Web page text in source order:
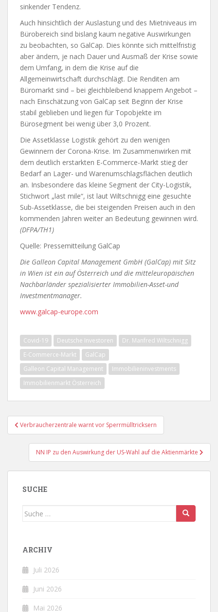
sinkender Tendenz.
Auch hinsichtlich der Auslastung und des Mietniveaus im
Bürobereich sind bislang kaum negative Auswirkungen
zu beobachten, so GalCap. Dies könnte sich mittelfristig
aber ändern, je nach Dauer und Ausmaß der Krise sowie
dem Umfang, in dem die Krise auf die
Allgemeinwirtschaft durchschlägt. Die Renditen am
Büromarkt sind – bei gleichbleibend knappem Angebot –
nach Einschätzung von GalCap seit Beginn der Krise
stabil geblieben und liegen für Topobjekte im
Bürosegment bei wenig über 3,0 Prozent.
Die Assetklasse Logistik gehört zu den wenigen
Gewinnern der Corona-Krise. Im Zusammenwirken mit
dem deutlich erstarkten E-Commerce-Markt stieg der
Bedarf an Lager- und Warenumschlagsflächen deutlich
an. Insbesondere das kleine Segment der City-Logistik,
Stichwort „last mile“, ist laut Wiltschnigg eine gesuchte
Sub-Assetklasse, die bei steigenden Preisen auch in den
kommenden Jahren weiter an Bedeutung gewinnen wird.
(DFPA/TH1)
Quelle: Pressemitteilung GalCap
Die Galleon Capital Management GmbH (GalCap) mit Sitz
in Wien ist ein auf Österreich und die mitteleuropäischen
Nachbarländer spezialisierter Immobilien-Asset-und
Investmentmanager.
www.galcap-europe.com
Covid-19 Deutsche Investoren
Dr. Manfred Wiltschnigg
E-Commerce-Markt
GalCap
Galleon Capital Management
Immobilieninvestments
Immobilienmarkt Österreich
Beitragsnavigation
Verbraucherzentrale warnt vor Sperrmülltricksern
NN IP zu den Auswirkung der US-Wahl auf die Aktienmärkte
SUCHE
Suche
ARCHIV
Juli 2026
Juni 2026
Mai 2026